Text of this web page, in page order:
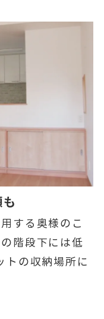
する奥様のこ
階段下には低
トの収納場所に